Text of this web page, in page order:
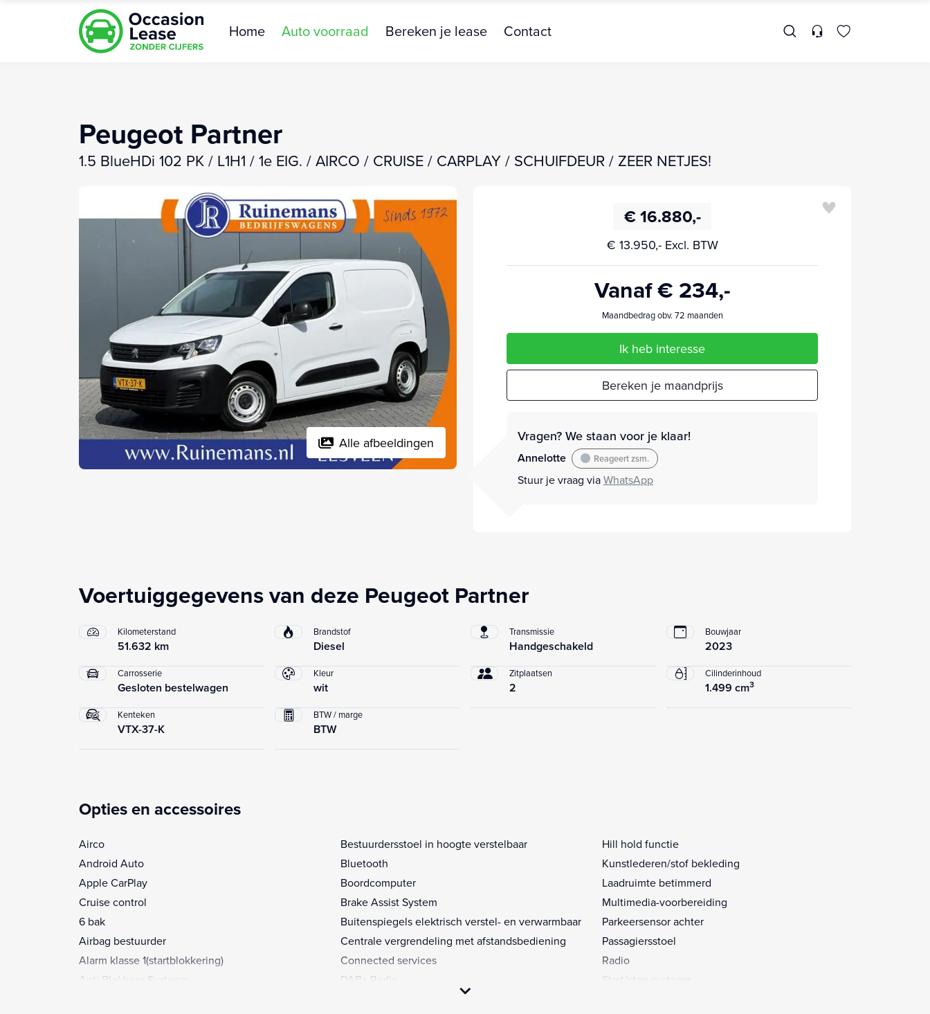
Home Auto voorraad Bereken je lease Contact
Peugeot Partner
1.5 BlueHDi 102 PK / L1H1 / 1e EIG. / AIRCO / CRUISE / CARPLAY / SCHUIFDEUR / ZEER NETJES!
Alle afbeeldingen
€ 16.880,-
€ 13.950,- Excl. BTW
Vanaf € 234,-
Maandbedrag obv. 72 maanden
Ik heb interesse
Bereken je maandprijs
Vragen? We staan voor je klaar!
Annelotte Reageert zsm.
Stuur je vraag viaWhatsApp
Voertuiggegevens van deze Peugeot Partner
Kilometerstand
51.632 km
Brandstof
Diesel
Transmissie
Handgeschakeld
Bouwjaar
2023
Carrosserie
Gesloten bestelwagen
Kleur
wit
Zitplaatsen
2
Cilinderinhoud
1.499 cm3
Kenteken
VTX-37-K
BTW / marge
BTW
Opties en accessoires
Airco
Android Auto
Apple CarPlay
Cruise control
6 bak
Airbag bestuurder
Alarm klasse 1(startblokkering)
Anti Blokkeer Systeem
Bestuurdersstoel in hoogte verstelbaar
Bluetooth
Boordcomputer
Brake Assist System
Buitenspiegels elektrisch verstel- en verwarmbaar
Centrale vergrendeling met afstandsbediening
Connected services
DAB+ Radio
Hill hold functie
Kunstlederen/stof bekleding
Laadruimte betimmerd
Multimedia-voorbereiding
Parkeersensor achter
Passagiersstoel
Radio
Start/stop systeem